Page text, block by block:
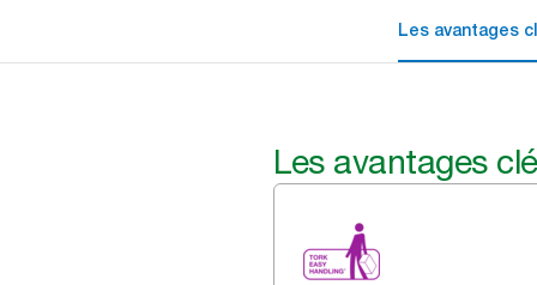
Les avantages
Les avantages